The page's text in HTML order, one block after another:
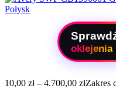
oklejenia
10,00 zł – 4.700,00 złZakres